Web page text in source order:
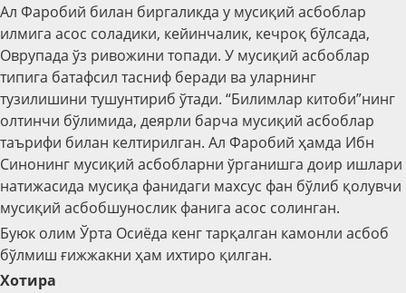
Ал Фаробий билан биргаликда у мусиқий асбоблар
илмига асос соладики, кейинчалик, кечроқ бўлсада,
Оврупада ўз ривожини топади. У мусиқий асбоблар
типига батафсил тасниф беради ва уларнинг
тузилишини тушунтириб ўтади. “Билимлар китоби”нинг
олтинчи бўлимида, деярли барча мусиқий асбоблар
таърифи билан келтирилган. Ал Фаробий ҳамда Ибн
Синонинг мусиқий асбобларни ўрганишга доир ишлари
натижасида мусиқа фанидаги махсус фан бўлиб қолувчи
мусиқий асбобшунослик фанига асос солинган.
Буюк олим Ўрта Осиёда кенг тарқалган камонли асбоб
бўлмиш ғижжакни ҳам ихтиро қилган.
Хотира